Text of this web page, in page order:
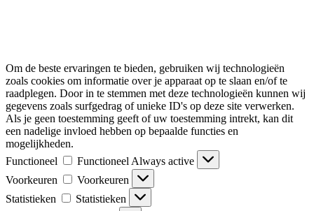
Om de beste ervaringen te bieden, gebruiken wij technologieën
zoals cookies om informatie over je apparaat op te slaan en/of te
raadplegen. Door in te stemmen met deze technologieën kunnen wij
gegevens zoals surfgedrag of unieke ID's op deze site verwerken.
Als je geen toestemming geeft of uw toestemming intrekt, kan dit
een nadelige invloed hebben op bepaalde functies en
mogelijkheden.
Functioneel
Functioneel Always active
Voorkeuren
Voorkeuren
Statistieken
Statistieken